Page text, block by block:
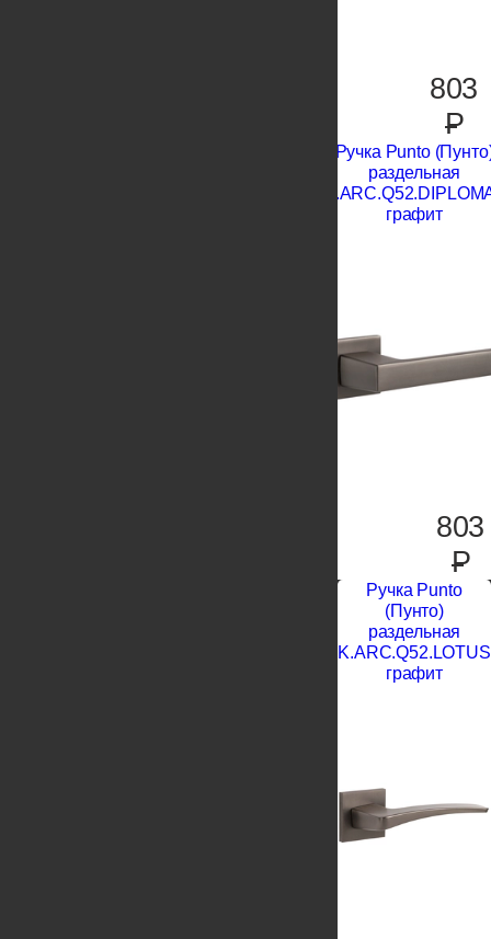
803
P
Ручка Punto
раздельная
графит
803
P
Ручка Punto
(Пунто)
раздельная
K.ARC.Q52.LOTUS
графит